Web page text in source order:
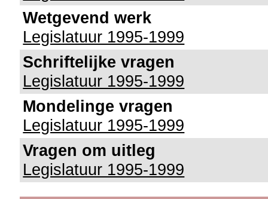
Wetgevend werk
Legislatuur 1995-1999
Schriftelijke vragen
Legislatuur 1995-1999
Mondelinge vragen
Legislatuur 1995-1999
Vragen om uitleg
Legislatuur 1995-1999